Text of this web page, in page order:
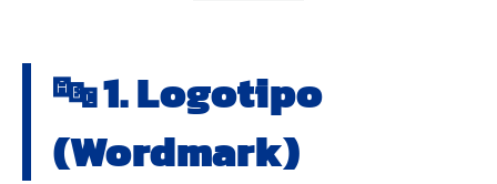
🔤 1.Logotipo
(Wordmark)